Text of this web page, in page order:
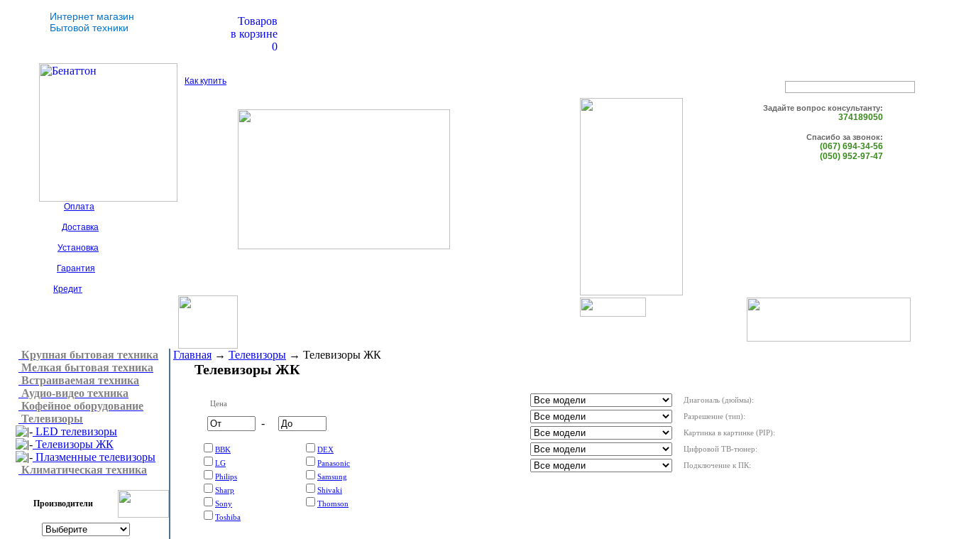
Интернет магазин
Бытовой техники
Товаров
в корзине
0
Как купить
Оплата
Доставка
Установка
Гарантия
Кредит
Задайте вопрос консультанту:
374189050
Спасибо за звонок:
(067) 694-34-56
(050) 952-97-47
Крупная бытовая техника
Мелкая бытовая техника
Встраиваемая техника
Аудио-видео техника
Кофейное оборудование
Телевизоры
LED телевизоры
Телевизоры ЖК
Плазменные телевизоры
Климатическая техника
Производители
Главная → Телевизоры → Телевизоры ЖК
Телевизоры ЖК
Цена
-
BBK
DEX
LG
Panasonic
Philips
Samsung
Sharp
Shivaki
Sony
Thomson
Toshiba
Диагональ (дюймы):
Разрешение (тип):
Картинка в картинке (PIP):
Цифровой ТВ-тюнер:
Подключение к ПК: